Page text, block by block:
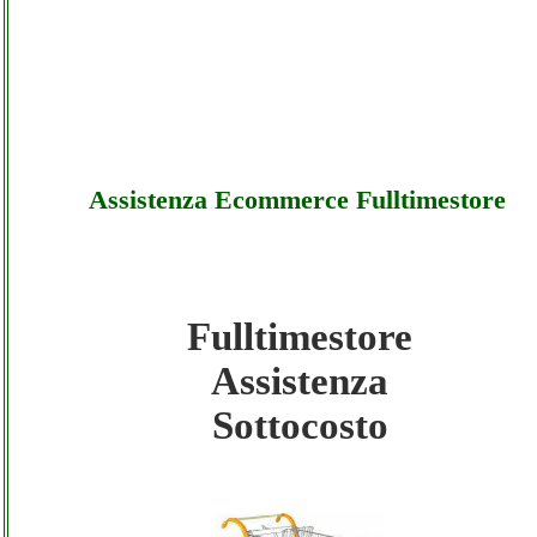
Assistenza Ecommerce Fulltimestore
Fulltimestore - Assistenza Ecommerce
Fulltimestore - Sottocosto
Fulltimestore
Assistenza
Sottocosto